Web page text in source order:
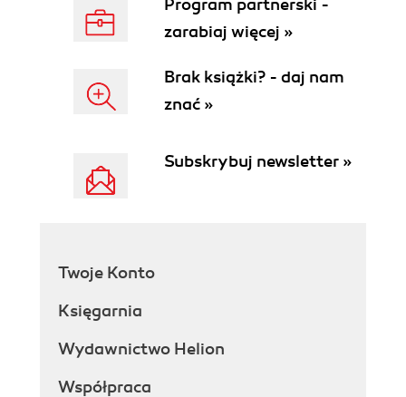
Program partnerski -
zarabiaj więcej »
Brak książki? - daj nam
znać »
Subskrybuj newsletter »
Twoje Konto
Księgarnia
Wydawnictwo Helion
Współpraca